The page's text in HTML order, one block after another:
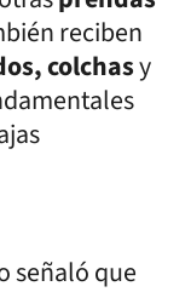
reciben
colchasy
señaló que